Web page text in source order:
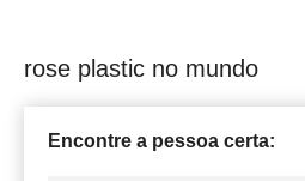
rose plastic no mundo
Encontre a pessoa certa: